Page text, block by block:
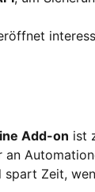
Add-on ist
an
spart Zeit,